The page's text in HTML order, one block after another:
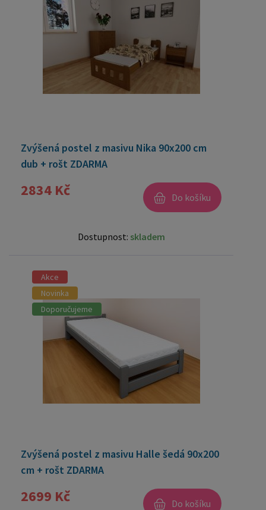
Zvýšená postel z masivu Nika 90x200 cm
dub + rošt ZDARMA
2834 Kč Do košíku
Dostupnost: skladem
Akce
Novinka
Doporučujeme
Zvýšená postel z masivu Halle šedá 90x200
cm + rošt ZDARMA
2699 Kč Do košíku